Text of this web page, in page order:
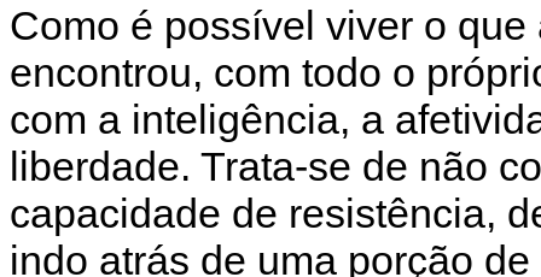
Como é possível viver o
encontrou, com todo o
com a inteligência, a
liberdade. Trata-se de não
capacidade de resistência,
indo atrás de uma porção